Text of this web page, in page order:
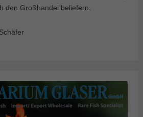
den Großhandel beliefern.